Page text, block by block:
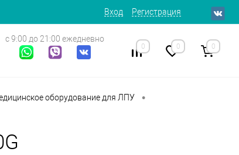
Вход Регистрация
с 9:00 до 21:00 ежедневно
0 0 0
оборудование для ЛПУ •